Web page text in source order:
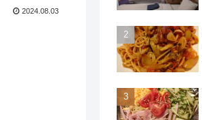
2024.08.03